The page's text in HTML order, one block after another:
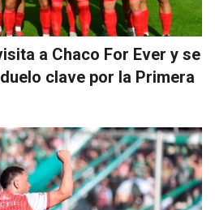
a Chaco For Ever y se
clave por la Primera